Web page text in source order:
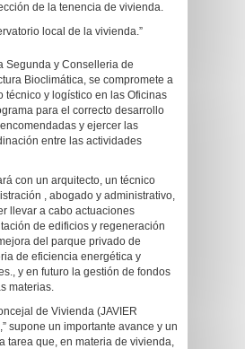
de la tenencia de vivienda.
local de la vivienda.”
Segunda y Conselleria de
Bioclimática, se compromete a
técnico y logístico en las Oficinas
para el correcto desarrollo
y ejercer las
entre las actividades
con un arquitecto, un técnico
, abogado y administrativo,
llevar a cabo actuaciones
de edificios y regeneración
del parque privado de
de eficiencia energética y
y en futuro la gestión de fondos
materias.
de Vivienda (JAVIER
supone un importante avance y un
tarea que, en materia de vivienda,